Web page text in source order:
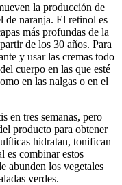
la producción de
de naranja. El retinol es
más profundas de la
de los 30 años. Para
y usar las cremas todo
cuerpo en las que esté
en las nalgas o en el
en tres semanas, pero
producto para obtener
hidratan, tonifican
es combinar estos
abunden los vegetales
verdes.